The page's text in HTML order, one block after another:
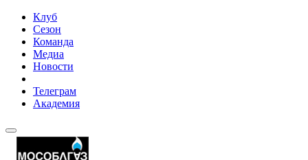
Клуб
Сезон
Команда
Медиа
Новости
Телеграм
Академия